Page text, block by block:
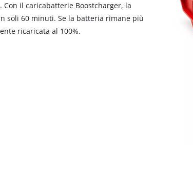
il caricabatterie Boostcharger, la
soli 60 minuti. Se la batteria rimane più
ricaricata al 100%.